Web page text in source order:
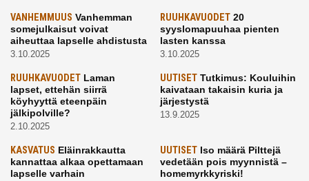
VANHEMMUUS Vanhemman
somejulkaisut voivat
aiheuttaa lapselle ahdistusta
3.10.2025
RUUHKAVUODET20
syyslomapuuhaa pienten
lasten kanssa
3.10.2025
RUUHKAVUODET Laman
lapset, ettehän siirrä
köyhyyttä eteenpäin
jälkipolville?
2.10.2025
UUTISETTutkimus: Kouluihin
kaivataan takaisin kuria ja
järjestystä
13.9.2025
KASVATUS Eläinrakkautta
kannattaa alkaa opettamaan
lapselle varhain
UUTISETIso määrä Pilttejä
vedetään pois myynnistä –
homemyrkkyriski!